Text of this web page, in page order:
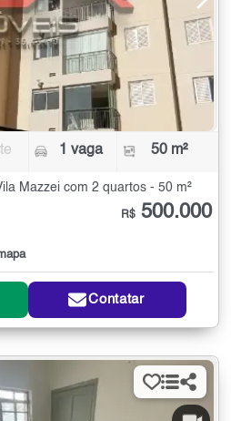
1 vaga 50 m²
Mazzei com 2 quartos - 50 m²
R$ 500.000
Contatar